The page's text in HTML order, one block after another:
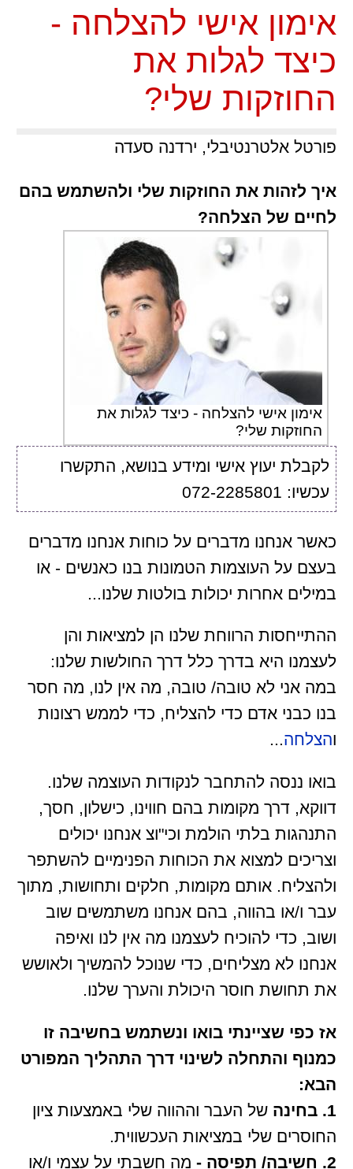
אימון אישי להצלחה -
כיצד לגלות את
החוזקות שלי?
פורטל אלטרנטיבלי, ירדנה סעדה
איך לזהות את החוזקות שלי ולהשתמש בהם
לחיים של הצלחה?
אימון אישי להצלחה - כיצד לגלות את
החוזקות שלי?
לקבלת יעוץ אישי ומידע בנושא, התקשרו
עכשיו: 072-2285801
כאשר אנחנו מדברים על כוחות אנחנו מדברים
בעצם על העוצמות הטמונות בנו כאנשים - או
במילים אחרות יכולות בולטות שלנו...
ההתייחסות הרווחת שלנו הן למציאות והן
לעצמנו היא בדרך כלל דרך החולשות שלנו:
במה אני לא טובה/ טובה, מה אין לנו, מה חסר
בנו כבני אדם כדי להצליח, כדי לממש רצונות
והצלחה...
בואו ננסה להתחבר לנקודות העוצמה שלנו.
דווקא, דרך מקומות בהם חווינו, כישלון, חסך,
התנהגות בלתי הולמת וכי"וצ אנחנו יכולים
וצריכים למצוא את הכוחות הפנימיים להשתפר
ולהצליח. אותם מקומות, חלקים ותחושות, מתוך
עבר ו/או בהווה, בהם אנחנו משתמשים שוב
ושוב, כדי להוכיח לעצמנו מה אין לנו ואיפה
אנחנו לא מצליחים, כדי שנוכל להמשיך ולאושש
את תחושת חוסר היכולת והערך שלנו.
אז כפי שציינתי בואו ונשתמש בחשיבה זו
כמנוף והתחלה לשינוי דרך התהליך המפורט
הבא:
1. בחינה
של העבר וההווה שלי באמצעות ציון
החוסרים שלי במציאות העכשווית.
2. חשיבה/ תפיסה -
מה חשבתי על עצמי ו/או